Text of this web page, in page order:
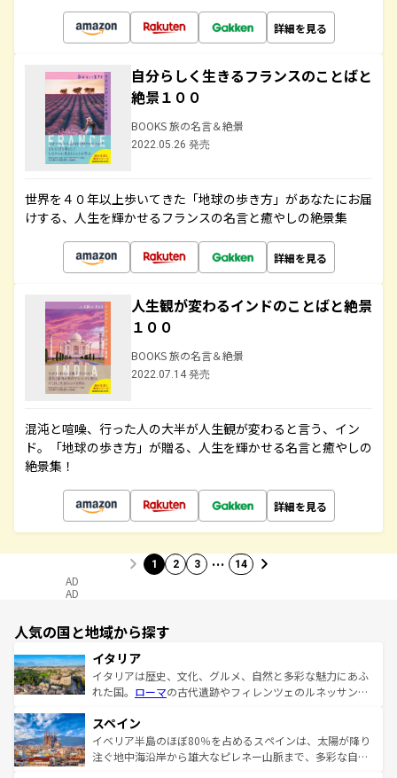
詳細を見る
自分らしく生きるフランスのことばと
絶景１００
BOOKS 旅の名言＆絶景
2022.05.26 発売
世界を４０年以上歩いてきた「地球の歩き方」があなたにお届
けする、人生を輝かせるフランスの名言と癒やしの絶景集
詳細を見る
人生観が変わるインドのことばと絶景
１００
BOOKS 旅の名言＆絶景
2022.07.14 発売
混沌と喧噪、行った人の大半が人生観が変わると言う、イン
ド。「地球の歩き方」が贈る、人生を輝かせる名言と癒やしの
絶景集！
詳細を見る
1 2 3 … 14
AD
AD
人気の国と地域から探す
イタリア
イタリアは歴史、文化、グルメ、自然と多彩な魅力にあふ
れた国。 ローマの古代遺跡やフィレンツェのルネッサンス
ろん、トスカーナの美しい田園風景やアマルフィ海岸の絶
景など、自然景観も見逃せない。観光の合間には、本場の
ピザやパスタなど、絶品のイタリア料理を堪能することも
スペイン
イベリア半島のほぼ80％を占めるスペインは、太陽が降り
注ぐ地中海沿岸から雄大なピレネー山脈まで、多彩な自然